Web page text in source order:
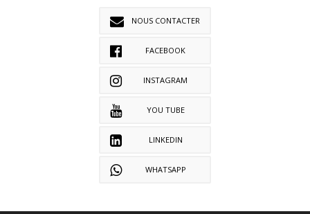
NOUS CONTACTER
FACEBOOK
INSTAGRAM
YOU TUBE
LINKEDIN
WHATSAPP